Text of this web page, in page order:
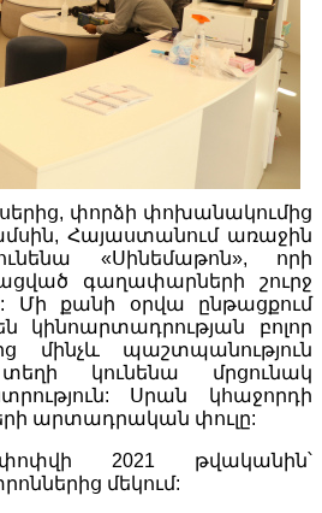
փորձի փոխանակումից
Հայաստանում առաջին
«Սինեմաթոն», որի
գաղափարների շուրջ
Մի քանի օրվա ընթացքում
կինոարտադրության բոլոր
մինչև պաշտպանություն
կունենա մրցունակ
Սրան կհաջորդի
արտադրական փուլը:
2021 թվականին՝
մեկում: